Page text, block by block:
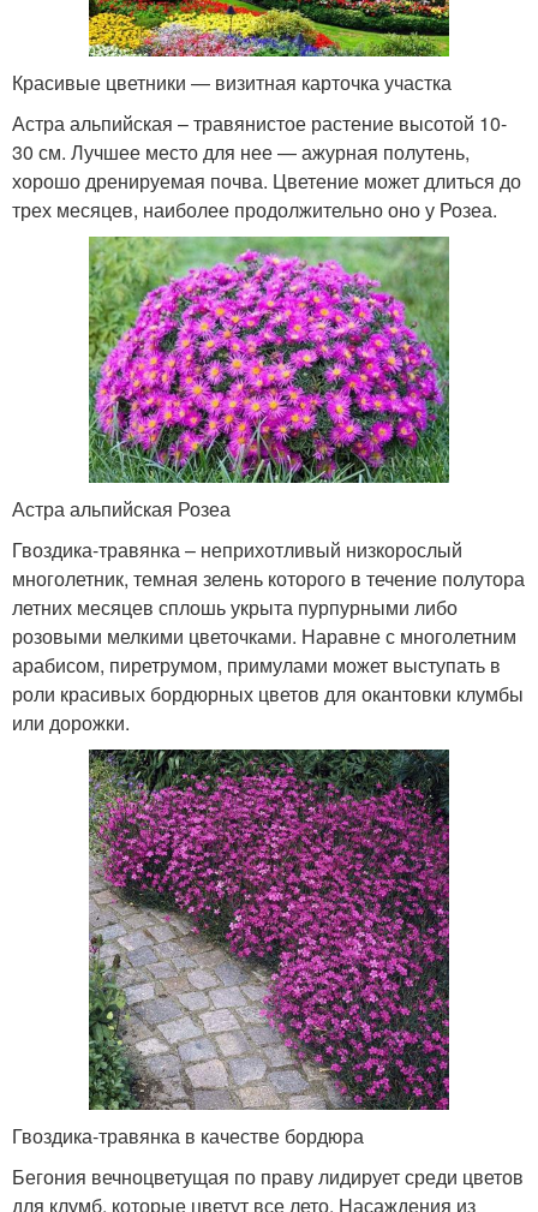
Красивые цветники — визитная карточка участка
Астра альпийская – травянистое растение высотой 10-
30 см. Лучшее место для нее — ажурная полутень,
хорошо дренируемая почва. Цветение может длиться до
трех месяцев, наиболее продолжительно оно у Розеа.
Астра альпийская Розеа
Гвоздика-травянка – неприхотливый низкорослый
многолетник, темная зелень которого в течение полутора
летних месяцев сплошь укрыта пурпурными либо
розовыми мелкими цветочками. Наравне с многолетним
арабисом, пиретрумом, примулами может выступать в
роли красивых бордюрных цветов для окантовки клумбы
или дорожки.
Гвоздика-травянка в качестве бордюра
Бегония вечноцветущая по праву лидирует среди цветов
для клумб, которые цветут все лето. Насаждения из